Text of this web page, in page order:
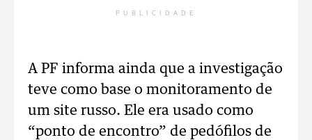
PUBLICIDADE
A PF informa ainda que a investigação
teve como base o monitoramento de
um site russo. Ele era usado como
“ponto de encontro” de pedófilos de